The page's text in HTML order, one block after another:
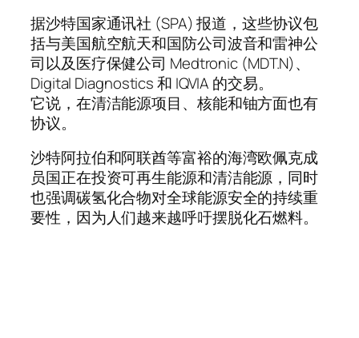
据沙特国家通讯社 (SPA) 报道，这些协议包
括与美国航空航天和国防公司波音和雷神公
司以及医疗保健公司 Medtronic (MDT.N)、
Digital Diagnostics 和 IQVIA 的交易。
它说，在清洁能源项目、核能和铀方面也有
协议。
沙特阿拉伯和阿联酋等富裕的海湾欧佩克成
员国正在投资可再生能源和清洁能源，同时
也强调碳氢化合物对全球能源安全的持续重
要性，因为人们越来越呼吁摆脱化石燃料。